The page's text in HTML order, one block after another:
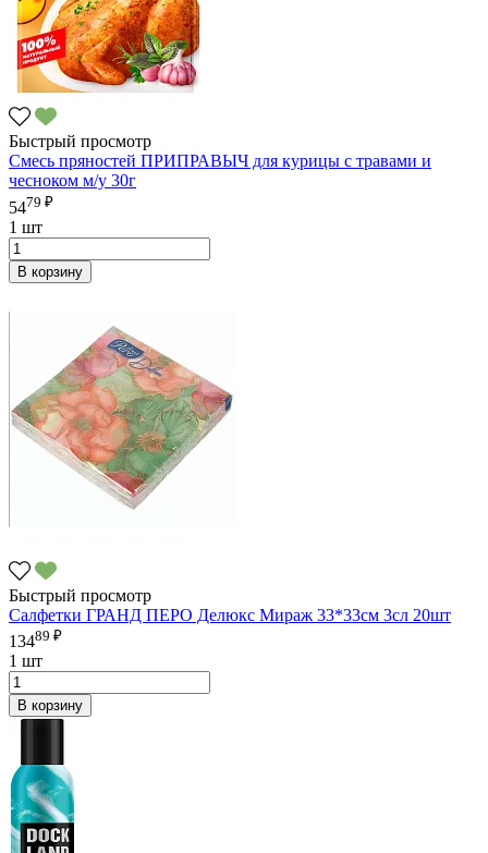
Быстрый просмотр
Смесь пряностей ПРИПРАВЫЧ для курицы с травами и
чесноком м/у 30г
5479 ₽
1 шт
В корзину
Быстрый просмотр
Салфетки ГРАНД ПЕРО Делюкс Мираж 33*33см 3сл 20шт
13489 ₽
1 шт
В корзину